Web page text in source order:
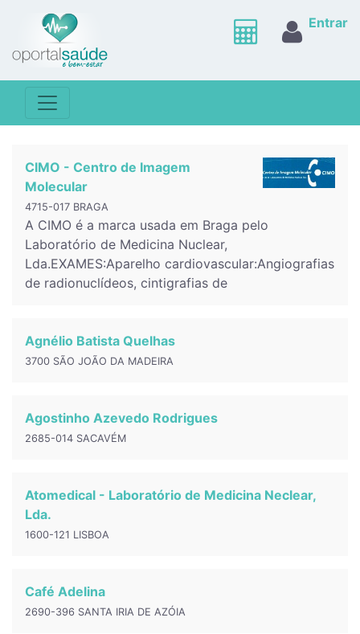
Entrar
CIMO - Centro de Imagem
Molecular
4715-017 BRAGA
A CIMO é a marca usada em Braga pelo
Laboratório de Medicina Nuclear,
Lda.EXAMES:Aparelho cardiovascular:Angiografias
de radionuclídeos, cintigrafias de
Agnélio Batista Quelhas
3700 SÃO JOÃO DA MADEIRA
Agostinho Azevedo Rodrigues
2685-014 SACAVÉM
Atomedical - Laboratório de Medicina Neclear,
Lda.
1600-121 LISBOA
Café Adelina
2690-396 SANTA IRIA DE AZÓIA